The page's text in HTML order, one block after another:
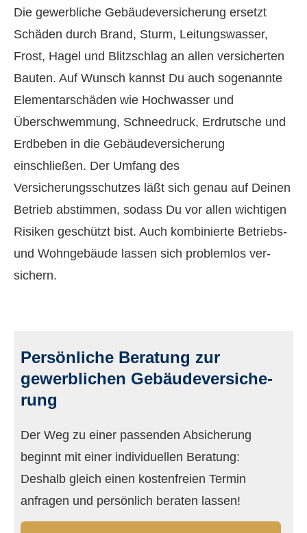
Die gewerbliche Ge­bäude­ver­si­che­rung ersetzt
Schäden durch Brand, Sturm, Leitungswasser,
Frost, Hagel und Blitzschlag an allen versicherten
Bauten. Auf Wunsch kannst Du auch sogenannte
Elementarschäden wie Hochwasser und
Überschwemmung, Schneedruck, Erdrutsche und
Erdbeben in die Ge­bäude­ver­si­che­rung
einschließen. Der Umfang des
Versicherungsschutzes läßt sich genau auf Deinen
Betrieb abstimmen, sodass Du vor allen wichtigen
Risiken geschützt bist. Auch kombinierte Betriebs-
und Wohngebäude lassen sich problemlos ver­
sichern.
Persönliche Beratung zur
gewerblichen Ge­bäude­ver­si­che­
rung
Der Weg zu einer passenden Absicherung
beginnt mit einer individuellen Beratung:
Deshalb gleich einen kostenfreien Termin
anfragen und persönlich beraten lassen!